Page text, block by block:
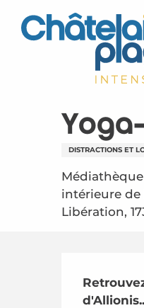
contenu
DISTRACTIONS ET
intérieure de
Libération,